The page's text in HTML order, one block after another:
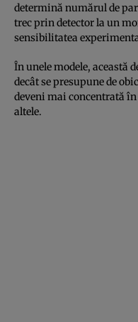
determină numărul de
trec prin detector la un
sensibilitatea
În unele modele, această
decât se presupune de
deveni mai concentrată
altele.